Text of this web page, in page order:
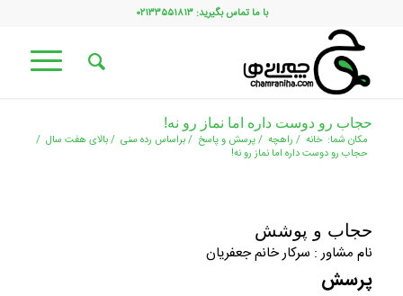
با ما تماس بگیرید: ۰۲۱۳۳۵۵۱۸۱۳
حجاب رو دوست داره اما نماز رو نه!
مکان شما: خانه / راهچه /پرسش و پاسخ /براساس رده سنی /بالای هفت سال /
حجاب رو دوست داره اما نماز رو نه!
حجاب و پوشش
نام مشاور : سرکار خانم جعفریان
پرسش